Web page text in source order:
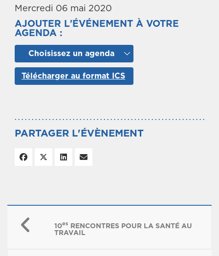
Mercredi 06 mai 2020
AJOUTER L'ÉVÉNEMENT À VOTRE
AGENDA :
Choisissez un agenda
Télécharger au format ICS
PARTAGER L'ÉVÈNEMENT
10es
RENCONTRES POUR LA SANTÉ AU
TRAVAIL